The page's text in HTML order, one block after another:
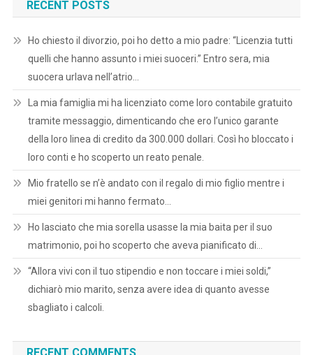
RECENT POSTS
Ho chiesto il divorzio, poi ho detto a mio padre: “Licenzia tutti
quelli che hanno assunto i miei suoceri.” Entro sera, mia
suocera urlava nell’atrio…
La mia famiglia mi ha licenziato come loro contabile gratuito
tramite messaggio, dimenticando che ero l’unico garante
della loro linea di credito da 300.000 dollari. Così ho bloccato i
loro conti e ho scoperto un reato penale.
Mio fratello se n’è andato con il regalo di mio figlio mentre i
miei genitori mi hanno fermato…
Ho lasciato che mia sorella usasse la mia baita per il suo
matrimonio, poi ho scoperto che aveva pianificato di…
“Allora vivi con il tuo stipendio e non toccare i miei soldi,”
dichiarò mio marito, senza avere idea di quanto avesse
sbagliato i calcoli.